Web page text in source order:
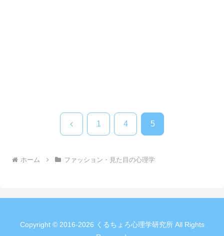
前 1 4 5
ホーム ファッション・見た目の心理学
Copyright © 2016-2026 くるちょろ心理学研究所 All Rights